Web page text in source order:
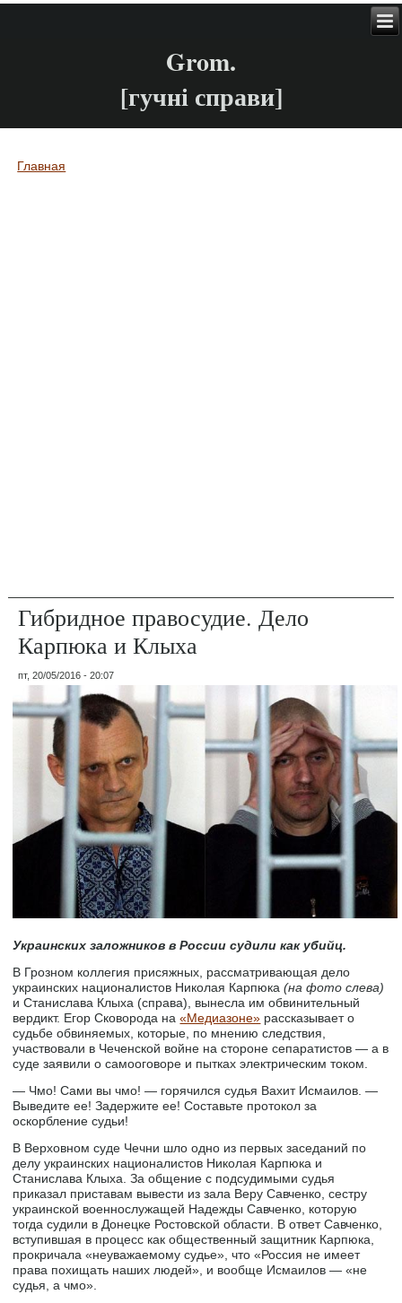
Grom.
[гучні справи]
Вы здесь
Главная
Гибридное правосудие. Дело
Карпюка и Клыха
пт, 20/05/2016 - 20:07
Украинских заложников в России судили как убийц.
В Грозном коллегия присяжных, рассматривающая дело
украинских националистов Николая Карпюка(на фото слева)
и Станислава Клыха (справа), вынесла им обвинительный
вердикт. Егор Сковорода на«Медиазоне» рассказывает о
судьбе обвиняемых, которые, по мнению следствия,
участвовали в Чеченской войне на стороне сепаратистов — а в
суде заявили о самооговоре и пытках электрическим током.
— Чмо! Сами вы чмо! — горячился судья Вахит Исмаилов. —
Выведите ее! Задержите ее! Составьте протокол за
оскорбление судьи!
В Верховном суде Чечни шло одно из первых заседаний по
делу украинских националистов Николая Карпюка и
Станислава Клыха. За общение с подсудимыми судья
приказал приставам вывести из зала Веру Савченко, сестру
украинской военнослужащей Надежды Савченко, которую
тогда судили в Донецке Ростовской области. В ответ Савченко,
вступившая в процесс как общественный защитник Карпюка,
прокричала «неуважаемому судье», что «Россия не имеет
права похищать наших людей», и вообще Исмаилов — «не
судья, а чмо».